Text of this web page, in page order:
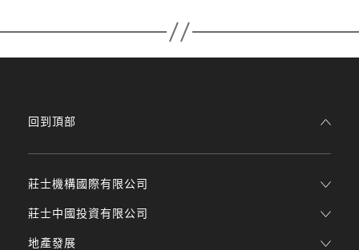
莊士機構國際有限公司
莊士中國投資有限公司
地產發展
回到頂部